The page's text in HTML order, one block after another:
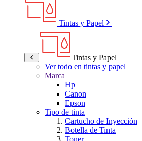
Tintas y Papel
Tintas y Papel
Ver todo en tintas y papel
Marca
Hp
Canon
Epson
Tipo de tinta
Cartucho de Inyección
Botella de Tinta
Toner